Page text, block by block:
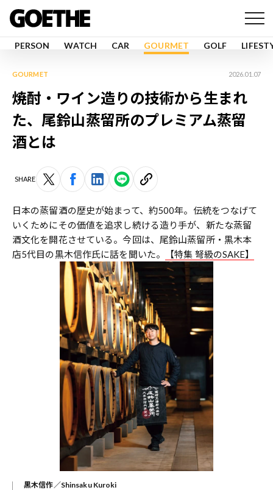
PERSON WATCH CAR GOURMET GOLF
GOURMET 2026.01.07
焼酎・ワイン造りの技術から生まれ
た、尾鈴山蒸留所のプレミアム蒸留
酒とは
SHARE
日本の蒸留酒の歴史が始まって、約500年。伝統をつなげて
いくためにその価値を追求し続ける造り手が、新たな蒸留
酒文化を開花させている。今回は、尾鈴山蒸留所・黒木本
店5代目の黒木信作氏に話を聞いた。
【特集 弩級のSAKE】
黒木信作／Shinsaku Kuroki